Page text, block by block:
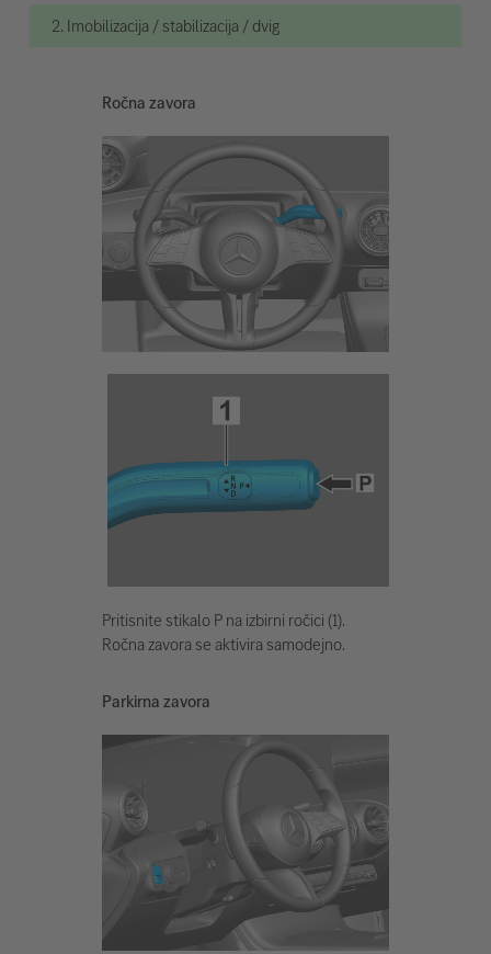
2. Imobilizacija / stabilizacija / dvig
Ročna zavora
Pritisnite stikalo P na izbirni ročici (1).
Ročna zavora se aktivira samodejno.
Parkirna zavora